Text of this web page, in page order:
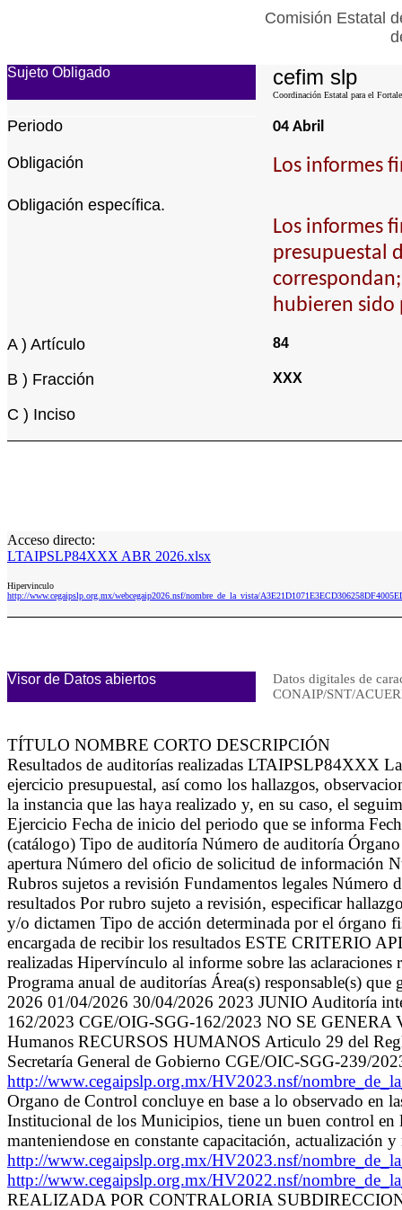
Comisión Estatal
Sujeto Obligado cefim slp
Coordinación Estatal para el
Periodo 04 Abril
Obligación Los informes
Obligación específica.
Los informes
presupuestal
hubieren sido
A ) Artículo 84
B ) Fracción XXX
C ) Inciso
Acceso directo:
LTAIPSLP84XXX ABR 2026.xlsx
Hipervinculo
http://www.cegaipslp.org.mx/webcegaip2026.nsf/nombre_de_la_vista/
Visor de Datos abiertos
Datos digitales de
CONAIP/SNT/
TÍTULO NOMBRE CORTO DESCRIPCIÓN
Resultados de auditorías realizadas LTAIPSLP84XXX
ejercicio presupuestal, así como los hallazgos,
la instancia que las haya realizado y, en su caso, el
Ejercicio Fecha de inicio del periodo que se informa
(catálogo) Tipo de auditoría Número de auditoría
apertura Número del oficio de solicitud de información
Rubros sujetos a revisión Fundamentos legales
resultados Por rubro sujeto a revisión, especificar
y/o dictamen Tipo de acción determinada por el órgano
encargada de recibir los resultados ESTE CRITERIO
realizadas Hipervínculo al informe sobre las
Programa anual de auditorías Área(s) responsable(s)
2026 01/04/2026 30/04/2026 2023 JUNIO Auditoría
162/2023 CGE/OIG-SGG-162/2023 NO SE GENERA
Humanos RECURSOS HUMANOS Articulo 29 del
Secretaría General de Gobierno CGE/OIC-SGG-239/
http://www.cegaipslp.org.mx/HV2023.nsf/
Organo de Control concluye en base a lo observado en
Institucional de los Municipios, tiene un buen control en
manteniendose en constante capacitación, actualización
http://www.cegaipslp.org.mx/HV2023.nsf/
http://www.cegaipslp.org.mx/HV2022.nsf/
REALIZADA POR CONTRALORIA